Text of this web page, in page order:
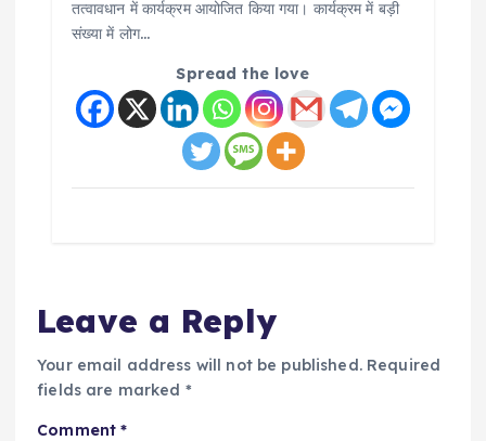
तत्वावधान में कार्यक्रम आयोजित किया गया। कार्यक्रम में बड़ी
संख्या में लोग…
Spread the love
Leave a Reply
Your email address will not be published. Required
fields are marked *
Comment*